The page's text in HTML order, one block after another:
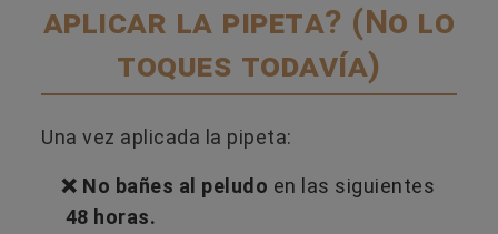
aplicar la pipeta? (No lo
toques todavía)
Una vez aplicada la pipeta:
❌ No bañes al peludo en las siguientes
48 horas.